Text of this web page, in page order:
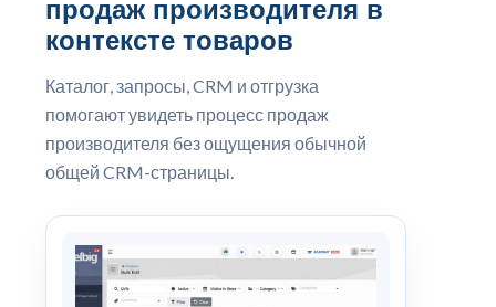
продаж производителя в
контексте товаров
Каталог, запросы, CRM и отгрузка
помогают увидеть процесс продаж
производителя без ощущения обычной
общей CRM-страницы.